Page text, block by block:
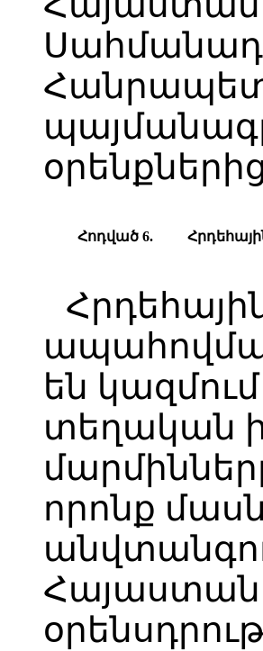
Հոդված 6. Հ
են
տեղական
որոնք